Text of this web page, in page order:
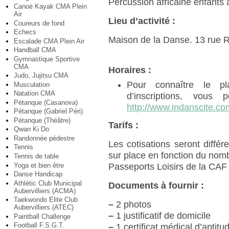
Canoë Kayak CMA Plein
Air
Coureurs de fond
Echecs
Escalade CMA Plein Air
Handball CMA
Gymnastique Sportive
CMA
Judo, Jujitsu CMA
Musculation
Natation CMA
Pétanque (Casanova)
Pétanque (Gabriel Péri)
Pétanque (Théâtre)
Qwan Ki Do
Randonnée pédestre
Tennis
Tennis de table
Yoga et bien être
Danse Handicap
Athlétic Club Municipal
Aubervilliers (ACMA)
Taekwondo Elite Club
Aubervilliers (ATEC)
Paintball Challenge
Football F.S.G.T.
Percussion africaine enfants
Lieu d’activité :
Maison de la Danse. 13 rue
Horaires :
Pour connaître le
d’inscriptions,
http://
Tarifs :
Les cotisations seront
sur place en fonction du
Passeports Loisirs de la
Documents à fournir :
– 2 photos
– 1 justificatif de domicile